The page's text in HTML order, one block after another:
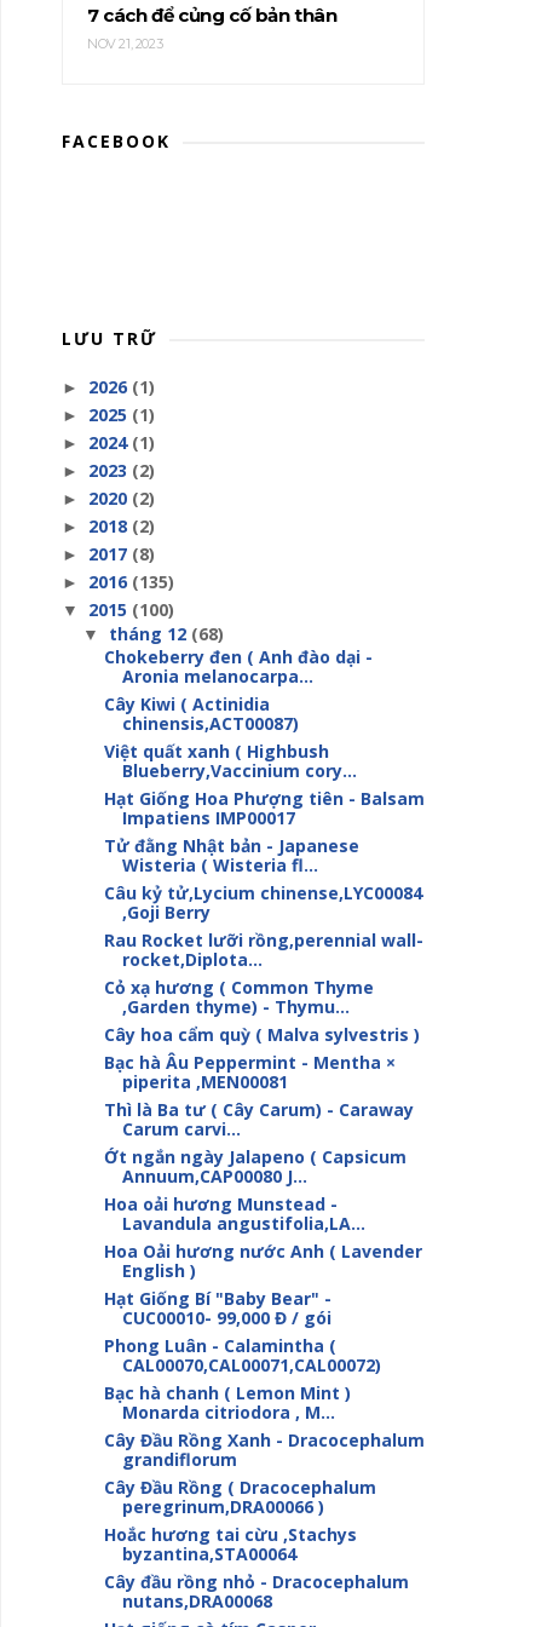
7 cách để củng cố bản thân
NOV 21, 2023
FACEBOOK
LƯU TRỮ
► 2026 (1)
► 2025 (1)
► 2024 (1)
► 2023 (2)
► 2020 (2)
► 2018 (2)
► 2017 (8)
► 2016 (135)
▼ 2015 (100)
▼ tháng 12 (68)
Chokeberry đen ( Anh đào dại -
Aronia melanocarpa...
Cây Kiwi ( Actinidia
chinensis,ACT00087)
Việt quất xanh ( Highbush
Blueberry,Vaccinium cory...
Hạt Giống Hoa Phượng tiên - Balsam
Impatiens IMP00017
Tử đằng Nhật bản - Japanese
Wisteria ( Wisteria fl...
Câu kỷ tử,Lycium chinense,LYC00084
,Goji Berry
Rau Rocket lưỡi rồng,perennial wall-
rocket,Diplota...
Cỏ xạ hương ( Common Thyme
,Garden thyme) - Thymu...
Cây hoa cẩm quỳ ( Malva sylvestris )
Bạc hà Âu Peppermint - Mentha ×
piperita ,MEN00081
Thì là Ba tư ( Cây Carum) - Caraway
Carum carvi...
Ớt ngắn ngày Jalapeno ( Capsicum
Annuum,CAP00080 J...
Hoa oải hương Munstead -
Lavandula angustifolia,LA...
Hoa Oải hương nước Anh ( Lavender
English )
Hạt Giống Bí "Baby Bear" -
CUC00010- 99,000 Đ / gói
Phong Luân - Calamintha (
CAL00070,CAL00071,CAL00072)
Bạc hà chanh ( Lemon Mint )
Monarda citriodora , M...
Cây Đầu Rồng Xanh - Dracocephalum
grandiflorum
Cây Đầu Rồng ( Dracocephalum
peregrinum,DRA00066 )
Hoắc hương tai cừu ,Stachys
byzantina,STA00064
Cây đầu rồng nhỏ - Dracocephalum
nutans,DRA00068